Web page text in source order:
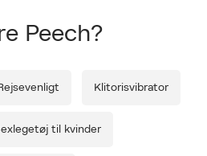
Peech?
Klitorisvibrator
til kvinder